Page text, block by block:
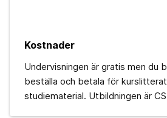
Kostnader
Undervisningen är gratis men du
beställa och betala för
studiematerial. Utbildningen är